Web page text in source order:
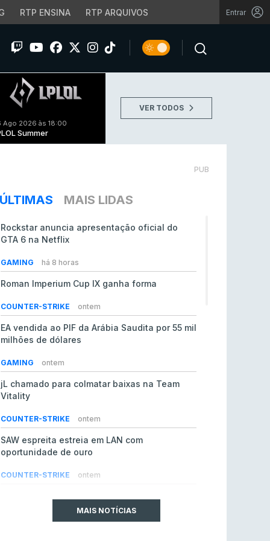
RTP ENSINA RTP ARQUIVOS Entrar
Ago 2026 às 18:00
Summer
VER TODOS
PUB
ÚLTIMAS MAIS LIDAS
Rockstar anuncia apresentação oficial do
GTA 6 na Netflix
GAMING há 8 horas
Roman Imperium Cup IX ganha forma
COUNTER-STRIKE ontem
EA vendida ao PIF da Arábia Saudita por 55 mil
milhões de dólares
GAMING ontem
jL chamado para colmatar baixas na Team
Vitality
COUNTER-STRIKE ontem
SAW espreita estreia em LAN com
oportunidade de ouro
COUNTER-STRIKE ontem
do Counter-Strike 2MAIS NOTÍCIAS